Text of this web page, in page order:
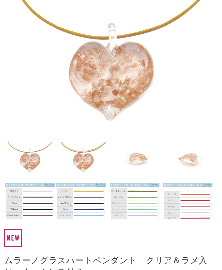
ムラーノグラスハートペンダント クリア＆ラメ入